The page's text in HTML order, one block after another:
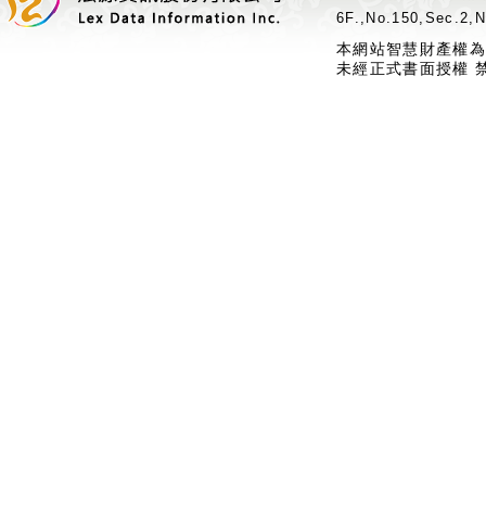
本網站智慧財產權
未經正式書面授權